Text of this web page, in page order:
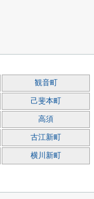
観音町
己斐本町
高須
古江新町
横川新町